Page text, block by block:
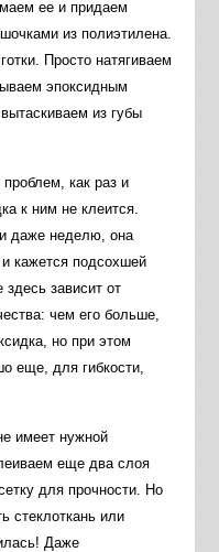
ее и придаем
из полиэтилена.
Просто натягиваем
эпоксидным
из губы
как раз и
к ним не клеится.
даже неделю, она
кажется подсохшей
зависит от
чем его больше,
но при этом
еще, для гибкости,
имеет нужной
еще два слоя
для прочности. Но
стеклоткань или
Даже